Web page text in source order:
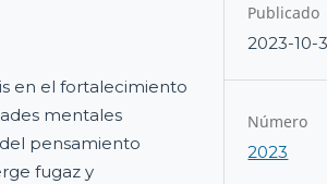
en el fortalecimiento
mentales
pensamiento
fugaz y
Publicado
2023-10-
Número
2023